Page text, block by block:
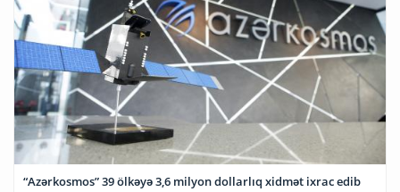
“Azərkosmos” 39 ölkəyə 3,6 milyon dollarlıq xidmət ixrac edib